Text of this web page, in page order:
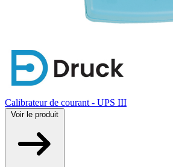
Calibrateur de courant - UPS III
Voir le produit